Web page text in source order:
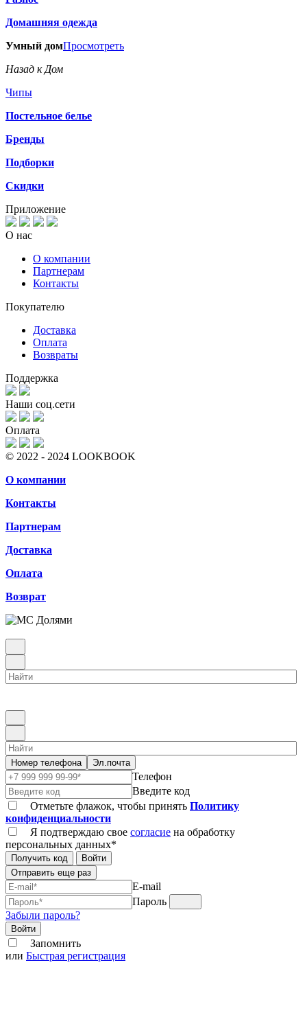
Домашняя одежда
Умный домПросмотреть
Назад к Дом
Чипы
Постельное белье
Бренды
Подборки
Скидки
Приложение
О нас
О компании
Партнерам
Контакты
Покупателю
Доставка
Оплата
Возвраты
Поддержка
Наши соц.сети
Оплата
© 2022 - 2024 LOOKBOOK
О компании
Контакты
Партнерам
Доставка
Оплата
Возврат
Номер телефона Эл.почта
Телефон
Введите код
Отметьте флажок, чтобы принять Политику
конфиденциальности
Я подтверждаю свое согласие на обработку
персональных данных*
Получить код
Войти
Отправить еще раз
E-mail
Пароль
Забыли пароль?
Войти
Запомнить
или Быстрая регистрация